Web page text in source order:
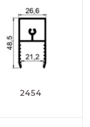
2454